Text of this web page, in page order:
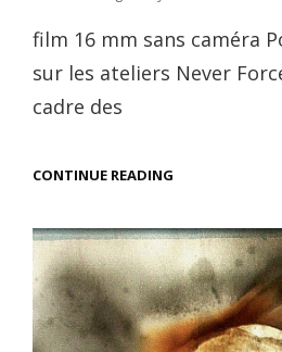
film 16 mm sans caméra
sur les ateliers Never
cadre des
CONTINUE READING
FORCE
THE
BACK